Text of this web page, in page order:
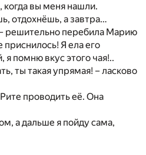
когда вы меня нашли.
отдохнёшь, а завтра…
решительно перебила Марию
приснилось! Я ела его
я помню вкус этого чая!..
ты такая упрямая! – ласково
проводить её. Она
а дальше я пойду сама,